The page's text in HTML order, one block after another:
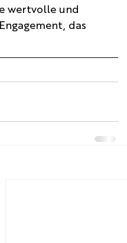
wertvolle und
das